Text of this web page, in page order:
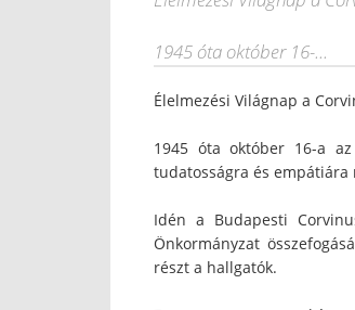
1945 óta október 16-...
Élelmezési Világnap a
1945 óta október 16-a
tudatosságra és empátiára
Idén a Budapesti
Önkormányzat
részt a hallgatók.